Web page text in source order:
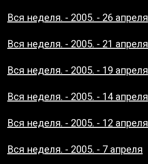
Вся неделя. - 2005. - 26 апреля
Вся неделя. - 2005. - 21 апреля
Вся неделя. - 2005. - 19 апреля
Вся неделя. - 2005. - 14 апреля
Вся неделя. - 2005. - 12 апреля
Вся неделя. - 2005. - 7 апреля